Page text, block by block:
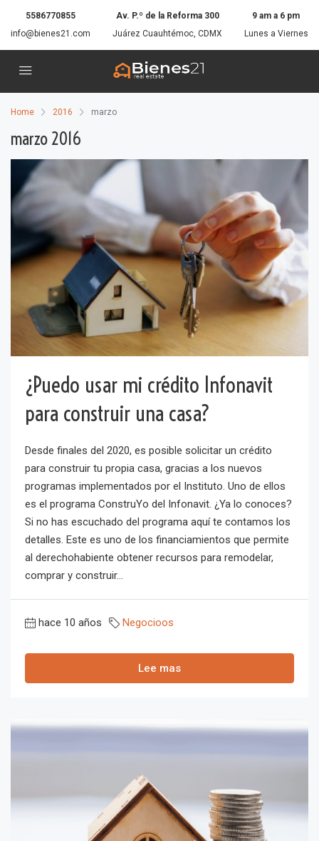
5586770855
info@bienes21.com
Av. P.º de la Reforma 300
Juárez Cuauhtémoc, CDMX
9 am a 6 pm
Lunes a Viernes
Home 2016 marzo
marzo 2016
¿Puedo usar mi crédito Infonavit
para construir una casa?
Desde finales del 2020, es posible solicitar un crédito
para construir tu propia casa, gracias a los nuevos
programas implementados por el Instituto. Uno de ellos
es el programa ConstruYo del Infonavit. ¿Ya lo conoces?
Si no has escuchado del programa aquí te contamos los
detalles. Este es uno de los financiamientos que permite
al derechohabiente obtener recursos para remodelar,
comprar y construir...
hace 10 años Negocioos
Lee mas